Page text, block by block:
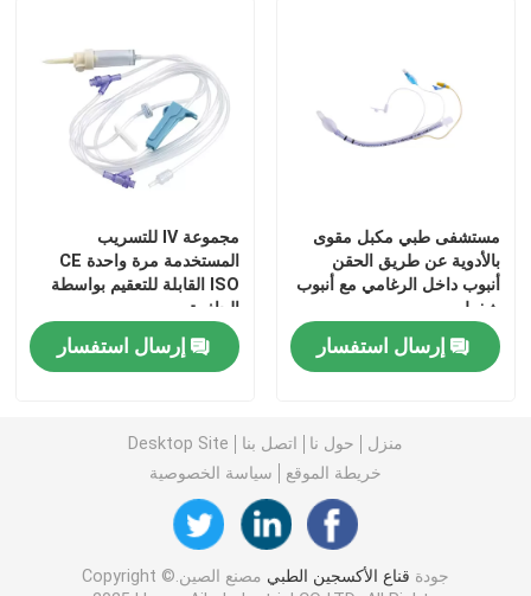
قناع أكسجين محمول
حقنة معقمة يمكن التخلص منها
مجموعة نقل التسريب
قطعة قطن شاش
مستشفى طبي مكبل مقوى
بالأدوية عن طريق الحقن
أنبوب داخل الرغامي مع أنبوب
شفط
إرسال استفسار
مجموعة IV للتسريب
المستخدمة مرة واحدة CE
ISO القابلة للتعقيم بواسطة
الجاذبية
إرسال استفسار
منزل حول نا اتصل بنا
Desktop Site
خريطة الموقع
سياسة الخصوصية
جودة قناع الأكسجين الطبي
مصنع الصين.Copyright ©